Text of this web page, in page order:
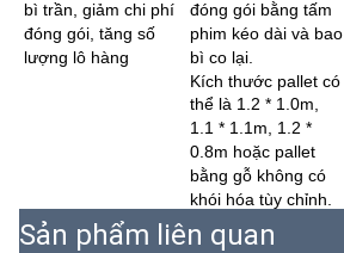
bì trần, giảm chi phí
đóng gói, tăng số
lượng lô hàng
đóng gói bằng tấm
phim kéo dài và bao
bì co lại.
Kích thước pallet có
thể là 1.2 * 1.0m,
1.1 * 1.1m, 1.2 *
0.8m hoặc pallet
bằng gỗ không có
khói hóa tùy chỉnh.
Sản phẩm liên quan